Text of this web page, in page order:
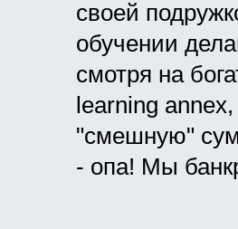
своей
обучении
смотря на
learning
"смешную"
- опа! Мы